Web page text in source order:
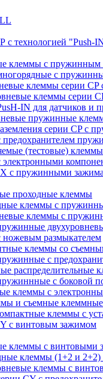
с технологией "Push-
клеммы с пружинным
с
клеммы серии
клеммы серии
IN для датчиков и
пружинные
серии CP с
(тестовые)
с пружинными
проходные клеммы
клеммы с
клеммы с
размыкателем
клеммы со
с
распределительные
с боковой
клеммы с
и съемные
клеммы с
с винтовым зажимом
клеммы с винтовыми
клеммы (1+2 и
клеммы с